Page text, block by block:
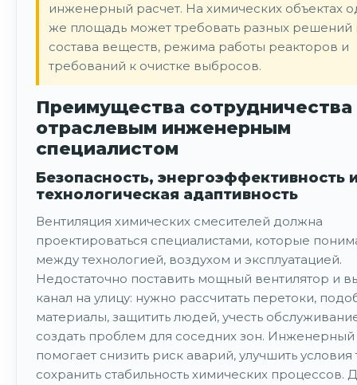
инженерный расчет. На химических объектах
же площадь может требовать разных решений
состава веществ, режима работы реакторов и
требований к очистке выбросов.
Преимущества сотрудничества
отраслевым инженерным
специалистом
Безопасность, энергоэффективность
технологическая адаптивность
Вентиляция химических смесителей должна
проектироваться специалистами, которые
между технологией, воздухом и эксплуатацией.
Недостаточно поставить мощный вентилятор и
канал на улицу: нужно рассчитать перетоки,
материалы, защитить людей, учесть
создать проблем для соседних зон.
помогает снизить риск аварий, улучшить условия
сохранить стабильность химических процессов.